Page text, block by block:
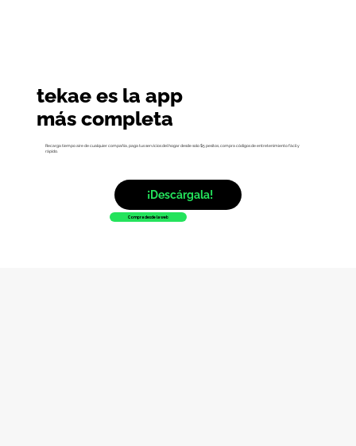
tekae es la app
​más completa
Recarga tiempo aire de cualquier compañía, paga tus servicios del hogar desde solo $5 pesitos, compra códigos de entretenimiento fácil y
rápido.
¡Descárgala!
Compra desde la web